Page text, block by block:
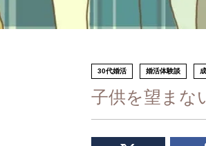
30代婚活 婚活体験談
子供を望まな